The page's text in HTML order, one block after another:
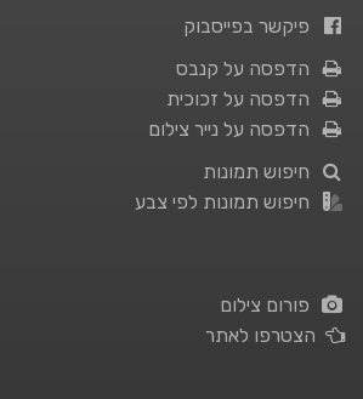
פיקשר בפייסבוק
הדפסה על קנבס
הדפסה על זכוכית
הדפסה על נייר צילום
חיפוש תמונות
חיפוש תמונות לפי צבע
פורום צילום
הצטרפו לאתר